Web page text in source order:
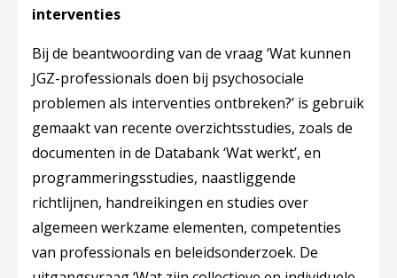
interventies
Bij de beantwoording van de vraag ‘Wat kunnen
JGZ-professionals doen bij psychosociale
problemen als interventies ontbreken?’ is gebruik
gemaakt van recente overzichtsstudies, zoals de
documenten in de Databank ‘Wat werkt’, en
programmeringsstudies, naastliggende
richtlijnen, handreikingen en studies over
algemeen werkzame elementen, competenties
van professionals en beleidsonderzoek. De